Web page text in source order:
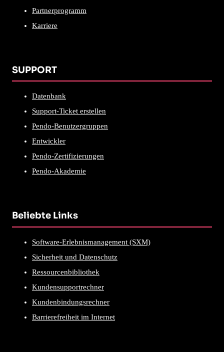
Partnerprogramm
Karriere
SUPPORT
Datenbank
Support-Ticket erstellen
Pendo-Benutzergruppen
Entwickler
Pendo-Zertifizierungen
Pendo-Akademie
Beliebte Links
Software-Erlebnismanagement (SXM)
Sicherheit und Datenschutz
Ressourcenbibliothek
Kundensupportrechner
Kundenbindungsrechner
Barrierefreiheit im Internet